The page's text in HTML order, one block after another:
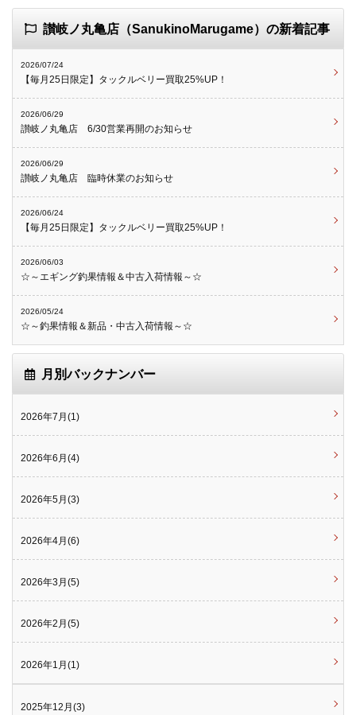
讃岐ノ丸亀店（SanukinoMarugame）の新着記事
2026/07/24
【毎月25日限定】タックルベリー買取25%UP！
2026/06/29
讃岐ノ丸亀店 6/30営業再開のお知らせ
2026/06/29
讃岐ノ丸亀店 臨時休業のお知らせ
2026/06/24
【毎月25日限定】タックルベリー買取25%UP！
2026/06/03
☆～エギング釣果情報＆中古入荷情報～☆
2026/05/24
☆～釣果情報＆新品・中古入荷情報～☆
月別バックナンバー
2026年7月(1)
2026年6月(4)
2026年5月(3)
2026年4月(6)
2026年3月(5)
2026年2月(5)
2026年1月(1)
2025年12月(3)